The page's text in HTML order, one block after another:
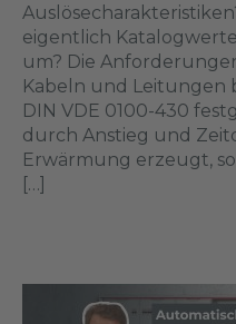
eigentlich
um? Die
Kabeln und Leitungen
DIN VDE 0100-430
durch Anstieg und
Erwärmung erzeugt,
[…]